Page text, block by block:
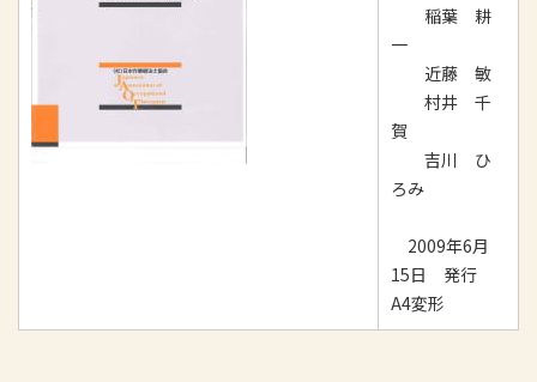
稲葉 耕
一
近藤 敏
村井 千
賀
吉川 ひ
ろみ
2009年6月
15日 発行
A4変形